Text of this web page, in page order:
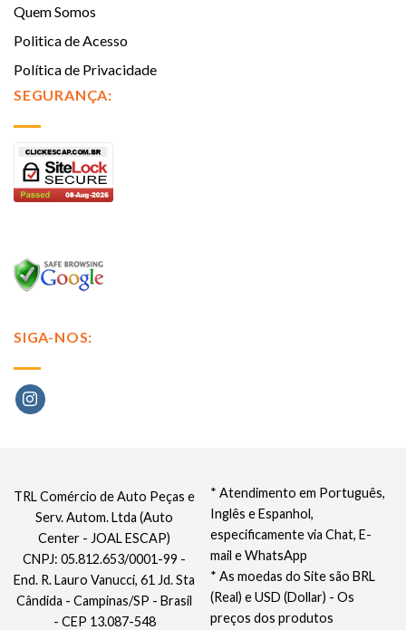
Quem Somos
Politica de Acesso
Política de Privacidade
SEGURANÇA:
SIGA-NOS:
* Atendimento em Português,
Inglês e Espanhol,
especificamente via Chat, E-
mail e WhatsApp
* As moedas do Site são BRL
(Real) e USD (Dollar) - Os
preços dos produtos
TRL Comércio de Auto Peças e
Serv. Autom. Ltda (Auto
Center - JOAL ESCAP)
CNPJ: 05.812.653/0001-99 -
End. R. Lauro Vanucci, 61 Jd. Sta
Cândida - Campinas/SP - Brasil
- CEP 13.087-548